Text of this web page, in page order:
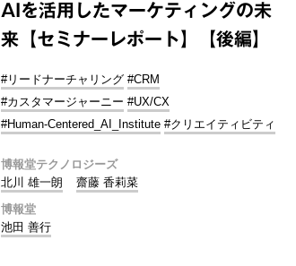
AIを活用したマーケティングの未
来【セミナーレポート】【後編】
#リードナーチャリング #CRM
#カスタマージャーニー #UX/CX
#Human-Centered_AI_Institute #クリエイティビティ
博報堂テクノロジーズ
北川 雄一朗
齋藤 香莉菜
博報堂
池田 善行